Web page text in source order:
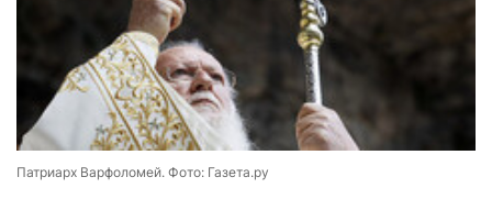
Патриарх Варфоломей. Фото: Газета.ру